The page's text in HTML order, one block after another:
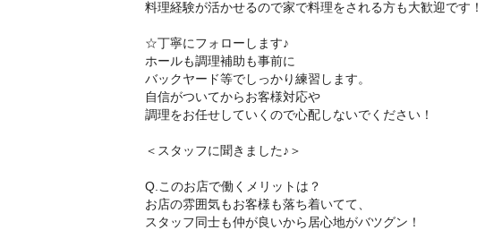
料理経験が活かせるので家で料理をされる方も大歓迎です！
☆丁寧にフォローします♪
ホールも調理補助も事前に
バックヤード等でしっかり練習します。
自信がついてからお客様対応や
調理をお任せしていくので心配しないでください！
＜スタッフに聞きました♪＞
Q.このお店で働くメリットは？
お店の雰囲気もお客様も落ち着いてて、
スタッフ同士も仲が良いから居心地がバツグン！